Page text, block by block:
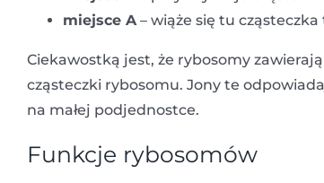
miejsce A– wiąże się tu
Ciekawostką jest, że rybosomy
cząsteczki rybosomu. Jony te
na małej podjednostce.
Funkcje rybosomów